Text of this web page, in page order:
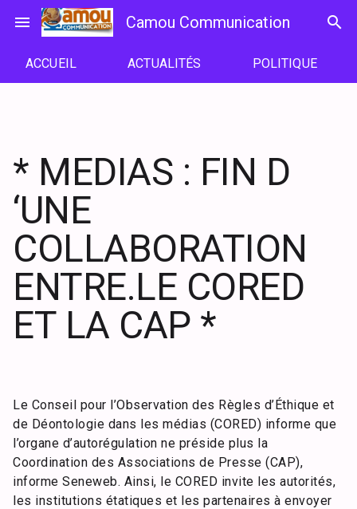
menu Camou Communication search
ACCUEIL ACTUALITÉS POLITIQUE
* MEDIAS : FIN D
‘UNE
COLLABORATION
ENTRE.LE CORED
ET LA CAP *
Le Conseil pour l’Observation des Règles d’Éthique et
de Déontologie dans les médias (CORED) informe que
l’organe d’autorégulation ne préside plus la
Coordination des Associations de Presse (CAP),
informe Seneweb. Ainsi, le CORED invite les autorités,
les institutions étatiques et les partenaires à envoyer